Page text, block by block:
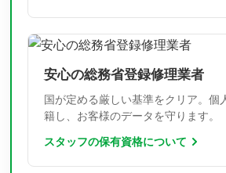
安心の総務省登録修理業者
国が定める厳しい基準をクリア。個
籍し、お客様のデータを守ります。
スタッフの保有資格について